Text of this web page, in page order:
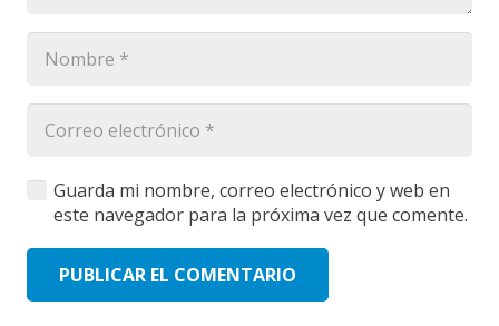
Guarda mi nombre, correo electrónico y web en
este navegador para la próxima vez que comente.
PUBLICAR EL COMENTARIO